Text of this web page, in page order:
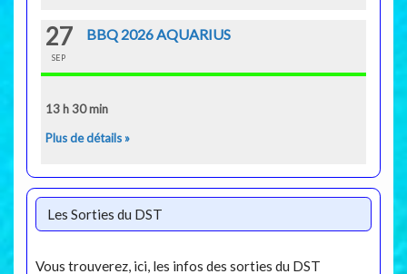
27
SEP
BBQ 2026 AQUARIUS
13 h 30 min
Plus de détails »
Les Sorties du DST
Vous trouverez, ici, les infos des sorties du DST